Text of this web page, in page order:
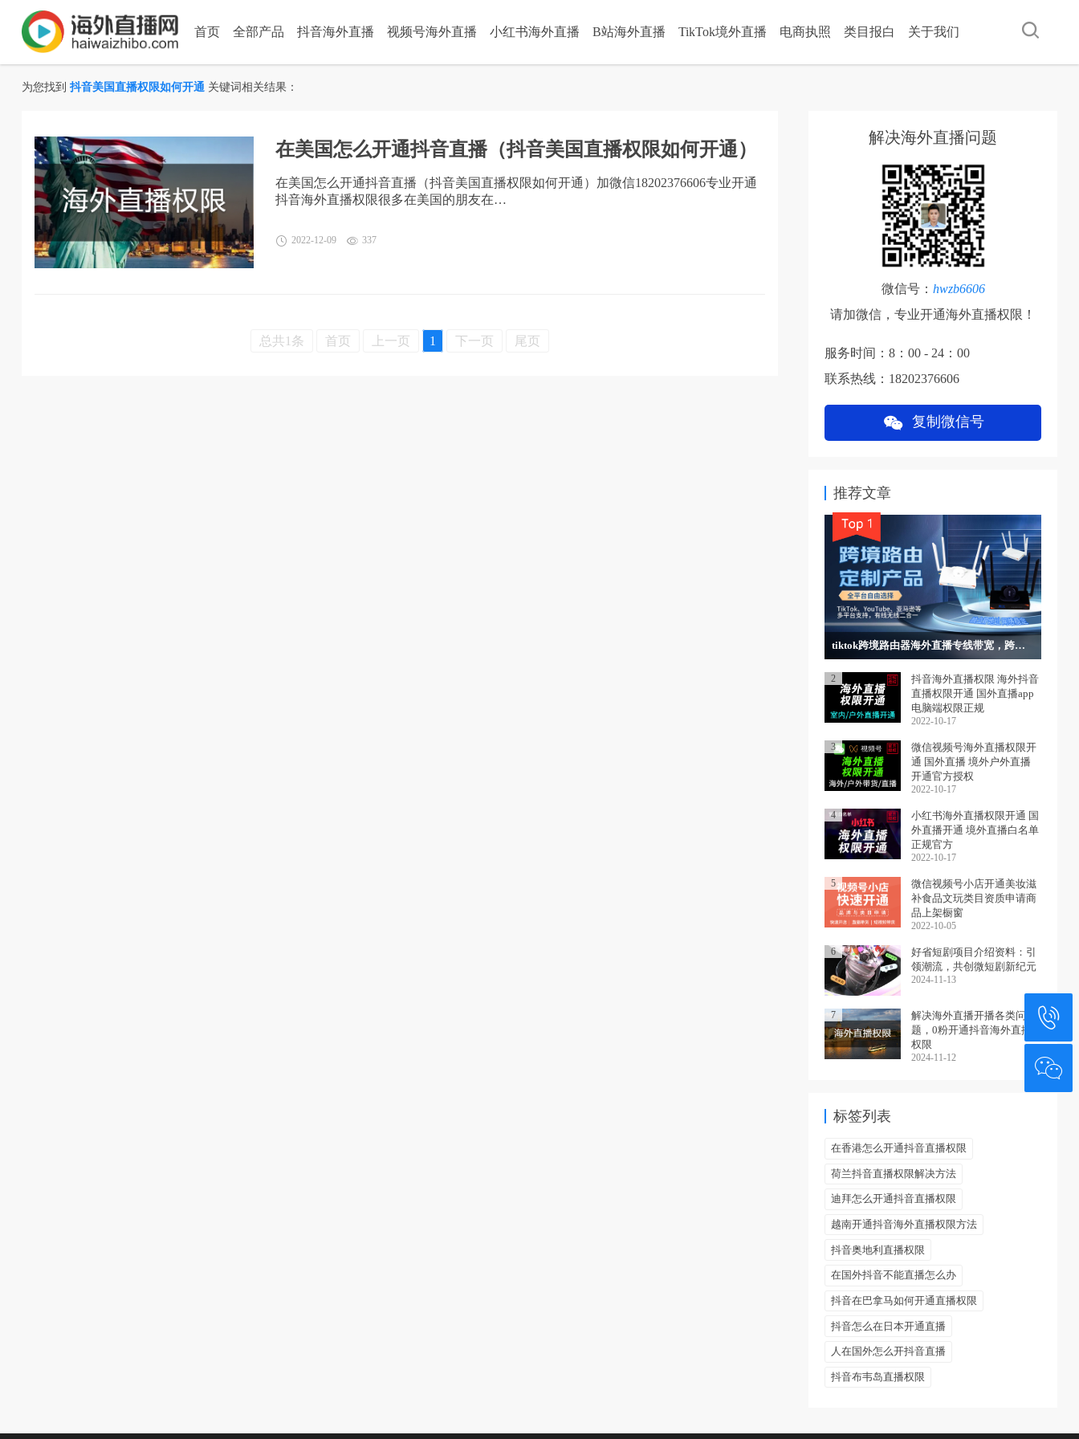
首页 全部产品 抖音海外直播 视频号海外直播 小红书海外直播 B站海外直播 TikTok境外直播 电商执照 类目报白 关于我们
为您找到 抖音美国直播权限如何开通关键词相关结果：
在美国怎么开通抖音直播（抖音美国直播权限如何开通）
在美国怎么开通抖音直播（抖音美国直播权限如何开通）加微信18202376606专业开通
抖音海外直播权限很多在美国的朋友在…
2022-12-09 337
总共1条 首页 上一页 1 下一页 尾页
解决海外直播问题
微信号： hwzb6606
请加微信，专业开通海外直播权限！
服务时间：8：00 - 24：00
联系热线：18202376606
复制微信号
推荐文章
tiktok跨境路由器海外直播专线带宽，跨境电商，独立IP网络稳定
2
抖音海外直播权限 海外抖音
直播权限开通 国外直播app
电脑端权限正规
2022-10-17
3
微信视频号海外直播权限开
通 国外直播 境外户外直播
开通官方授权
2022-10-17
4
小红书海外直播权限开通 国
外直播开通 境外直播白名单
正规官方
2022-10-17
5
微信视频号小店开通美妆滋
补食品文玩类目资质申请商
品上架橱窗
2022-10-05
6
好省短剧项目介绍资料：引
领潮流，共创微短剧新纪元
2024-11-13
7
‌解决海外直播开播各类问
题，0粉开通抖音海外直播
权限
2024-11-12
标签列表
在香港怎么开通抖音直播权限
荷兰抖音直播权限解决方法
迪拜怎么开通抖音直播权限
越南开通抖音海外直播权限方法
抖音奥地利直播权限
在国外抖音不能直播怎么办
抖音在巴拿马如何开通直播权限
抖音怎么在日本开通直播
人在国外怎么开抖音直播
抖音布韦岛直播权限